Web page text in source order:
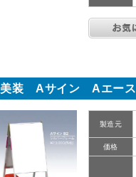
美装 Aサイン Aエー
製造元
価格